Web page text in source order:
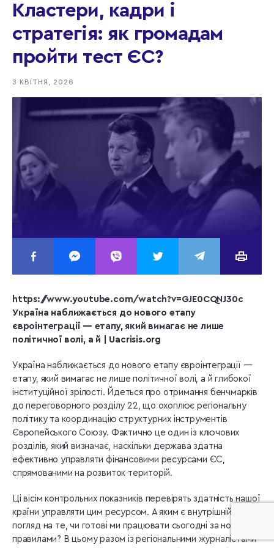
Кластери, кадри і
стратегія: як громадам
пройти тест ЄС?
3 КВІТНЯ, 2026
https://www.youtube.com/watch?v=GJE0CQNJ30c
Україна наближається до нового етапу
євроінтеграції — етапу, який вимагає не лише
політичної волі, а й | Uacrisis.org
Україна наближається до нового етапу євроінтеграції —
етапу, який вимагає не лише політичної волі, а й глибокої
інституційної зрілості. Йдеться про отримання бенчмарків
до переговорного розділу 22, що охоплює регіональну
політику та координацію структурних інструментів
Європейського Союзу. Фактично це один із ключових
розділів, який визначає, наскільки держава здатна
ефективно управляти фінансовими ресурсами ЄС,
спрямованими на розвиток територій.
Ці вісім контрольних показників перевірять здатність нашої
країни управляти цим ресурсом. А яким є внутрішній
погляд на те, чи готові ми працювати сьогодні за новими
правилами? В цьому разом із регіональними журналістами